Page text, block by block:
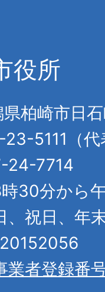
役所
柏崎市日
5111（代
24-7714
30分から
、祝日、年
業者登録番